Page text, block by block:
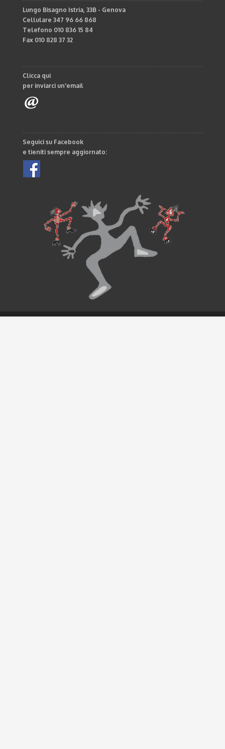
Lungo Bisagno Istria, 33B - Genova
Cellulare 347 96 66 868
Telefono 010 836 15 84
Fax 010 828 37 32
Clicca qui
per inviarci un'email
Seguici su Facebook
e tieniti sempre aggiornato: